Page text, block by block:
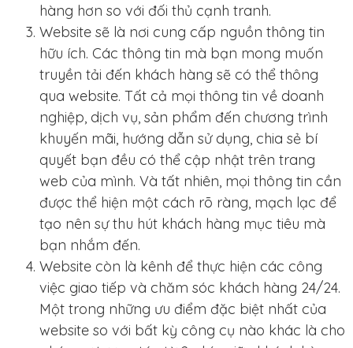
hàng hơn so với đối thủ cạnh tranh.
Website sẽ là nơi cung cấp nguồn thông tin
hữu ích. Các thông tin mà bạn mong muốn
truyền tải đến khách hàng sẽ có thể thông
qua website. Tất cả mọi thông tin về doanh
nghiệp, dịch vụ, sản phẩm đến chương trình
khuyến mãi, hướng dẫn sử dụng, chia sẻ bí
quyết bạn đều có thể cập nhật trên trang
web của mình. Và tất nhiên, mọi thông tin cần
được thể hiện một cách rõ ràng, mạch lạc để
tạo nên sự thu hút khách hàng mục tiêu mà
bạn nhắm đến.
Website còn là kênh để thực hiện các công
việc giao tiếp và chăm sóc khách hàng 24/24.
Một trong những ưu điểm đặc biệt nhất của
website so với bất kỳ công cụ nào khác là cho